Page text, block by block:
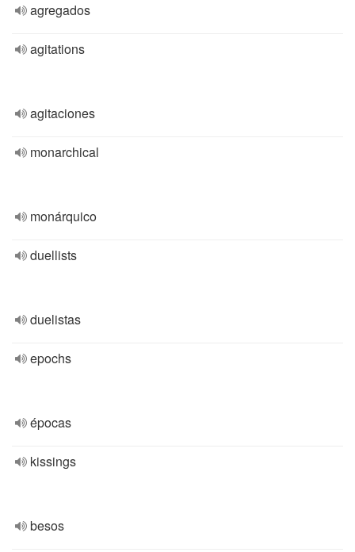
agregados
agitations
agitaciones
monarchical
monárquico
duellists
duelistas
epochs
épocas
kissings
besos